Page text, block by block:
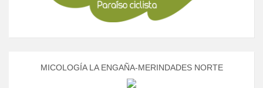
MICOLOGÍA LA ENGAÑA-MERINDADES NORTE